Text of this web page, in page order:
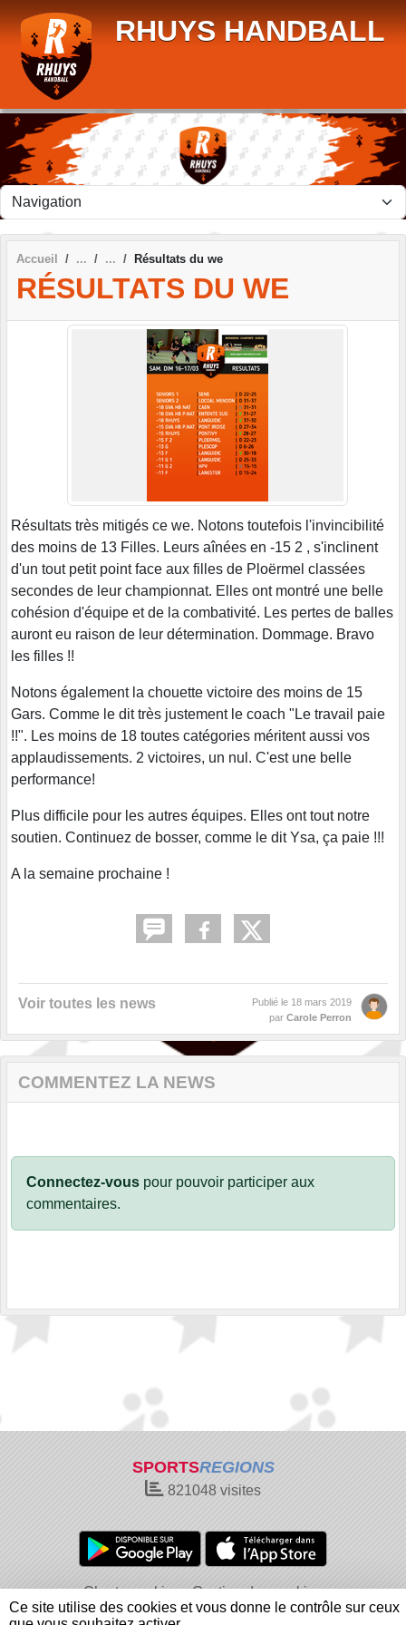
RHUYS HANDBALL
Accueil Résultats du we
RÉSULTATS DU WE
Résultats très mitigés ce we. Notons toutefois l'invincibilité
des moins de 13 Filles. Leurs aînées en -15 2 , s'inclinent
d'un tout petit point face aux filles de Ploërmel classées
secondes de leur championnat. Elles ont montré une belle
cohésion d'équipe et de la combativité. Les pertes de balles
auront eu raison de leur détermination. Dommage. Bravo
les filles !!
Notons également la chouette victoire des moins de 15
Gars. Comme le dit très justement le coach "Le travail paie
!!". Les moins de 18 toutes catégories méritent aussi vos
applaudissements. 2 victoires, un nul. C'est une belle
performance!
Plus difficile pour les autres équipes. Elles ont tout notre
soutien. Continuez de bosser, comme le dit Ysa, ça paie !!!
A la semaine prochaine !
Voir toutes les news Publié le 18 mars 2019
par Carole Perron
COMMENTEZ LA NEWS
Connectez-vous pour pouvoir participer aux
commentaires.
SPORTSREGIONS
821048 visites
Charte cookies
Gestion des cookies
Informations légales
Signaler un contenu inapproprié
Panneau de gestion des cookies
Ce site utilise des cookies et vous donne le contrôle sur ceux